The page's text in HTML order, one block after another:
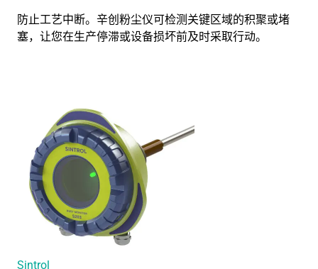
防止工艺中断。辛创粉尘仪可检测关键区域的积聚或堵
塞，让您在生产停滞或设备损坏前及时采取行动。
Sintrol